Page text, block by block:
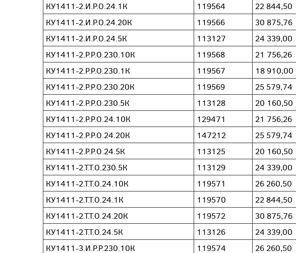
КУ1411-2.И.Р.О.24.1К
119564 22 844,50
КУ1411-2.И.Р.О.24.20К
119566 30 875,76
КУ1411-2.И.Р.О.24.5К
113127 24 339,00
КУ1411-2.Р.Р.О.230.10К
119568 21 756,26
КУ1411-2.Р.Р.О.230.1К
119567 18 910,00
КУ1411-2.Р.Р.О.230.20К
119569 25 579,74
КУ1411-2.Р.Р.О.230.5К
113128 20 160,50
КУ1411-2.Р.Р.О.24.10К
129471 21 756,26
КУ1411-2.Р.Р.О.24.20К
147212 25 579,74
КУ1411-2.Р.Р.О.24.5К
113125 20 160,50
КУ1411-2.Т.Т.О.230.5К
113129 24 339,00
КУ1411-2.Т.Т.О.24.10К
119571 26 260,50
КУ1411-2.Т.Т.О.24.1К
119570 22 844,50
КУ1411-2.Т.Т.О.24.20К
119572 30 875,76
КУ1411-2.Т.Т.О.24.5К
113126 24 339,00
КУ1411-3.И.Р.Р.230.10К
119574 26 260,50